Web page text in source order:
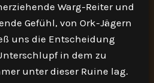
Warg-Reiter und
Gefühl, von Ork-Jägern
uns die Entscheidung
in dem zu
unter dieser Ruine lag.